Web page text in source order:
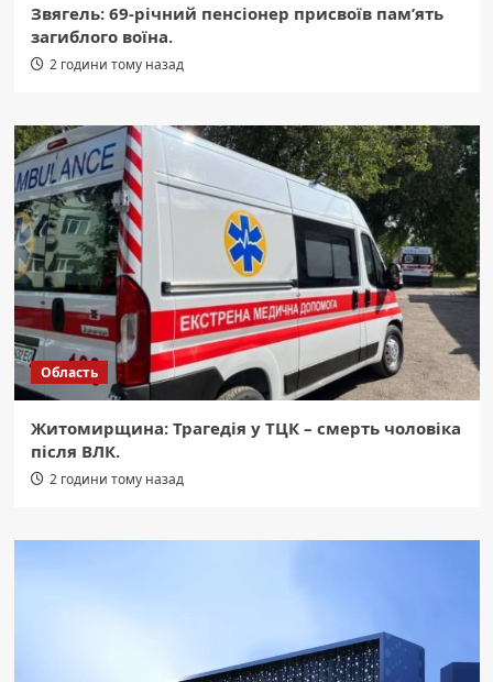
Звягель: 69-річний пенсіонер присвоїв пам’ять
загиблого воїна.
2 години тому назад
Область
Житомирщина: Трагедія у ТЦК – смерть чоловіка
після ВЛК.
2 години тому назад